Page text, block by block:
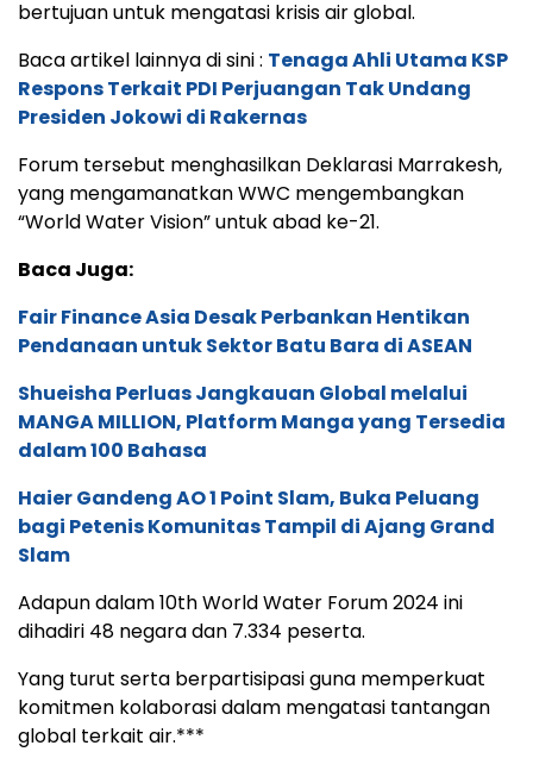
bertujuan untuk mengatasi krisis air global.
Baca artikel lainnya di sini : Tenaga Ahli Utama KSP
Respons Terkait PDI Perjuangan Tak Undang
Presiden Jokowi di Rakernas
Forum tersebut menghasilkan Deklarasi Marrakesh,
yang mengamanatkan WWC mengembangkan
“World Water Vision” untuk abad ke-21.
Baca Juga:
Fair Finance Asia Desak Perbankan Hentikan
Pendanaan untuk Sektor Batu Bara di ASEAN
Shueisha Perluas Jangkauan Global melalui
MANGA MILLION, Platform Manga yang Tersedia
dalam 100 Bahasa
Haier Gandeng AO 1 Point Slam, Buka Peluang
bagi Petenis Komunitas Tampil di Ajang Grand
Slam
Adapun dalam 10th World Water Forum 2024 ini
dihadiri 48 negara dan 7.334 peserta.
Yang turut serta berpartisipasi guna memperkuat
komitmen kolaborasi dalam mengatasi tantangan
global terkait air.***